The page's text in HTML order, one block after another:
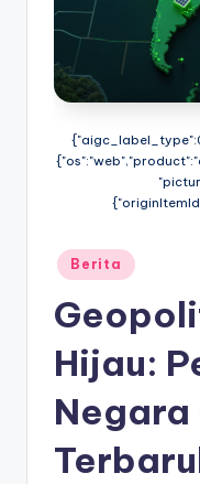
Posted
in
Berita
Hijau:
Negara